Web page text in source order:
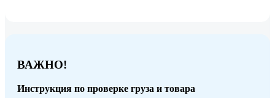
ВАЖНО!
Инструкция по проверке груза и товара